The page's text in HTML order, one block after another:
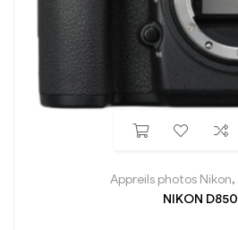
Appreils photos Nikon,
NIKON D850